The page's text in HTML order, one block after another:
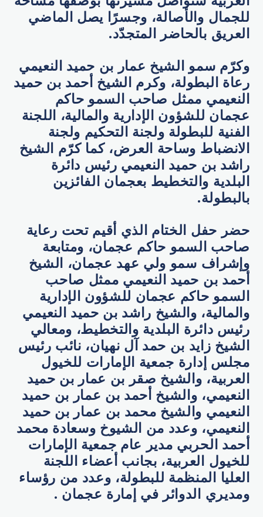
للجمال والأصالة، وجسرًا يصل الماضي
العريق بالحاضر المتجدّد.
وكرّم سمو الشيخ عمار بن حميد النعيمي
رعاة البطولة، وكرم الشيخ أحمد بن حميد
النعيمي ممثل صاحب السمو حاكم
عجمان للشؤون الإدارية والمالية، اللجنة
الفنية للبطولة ولجنة التحكيم ولجنة
الانضباط وساحة العرض، كما كرّم الشيخ
راشد بن حميد النعيمي رئيس دائرة
البلدية والتخطيط بعجمان الفائزين
بالبطولة.
حضر حفل الختام الذي أقيم تحت رعاية
صاحب السمو حاكم عجمان، ومتابعة
وإشراف سمو ولي عهد عجمان، الشيخ
أحمد بن حميد النعيمي ممثل صاحب
السمو حاكم عجمان للشؤون الإدارية
والمالية، والشيخ راشد بن حميد النعيمي
رئيس دائرة البلدية والتخطيط، ومعالي
الشيخ زايد بن حمد آل نهيان، نائب رئيس
مجلس إدارة جمعية الإمارات للخيول
العربية، والشيخ صقر بن عمار بن حميد
النعيمي، والشيخ أحمد بن عمار بن حميد
النعيمي والشيخ محمد بن عمار بن حميد
النعيمي، وعدد من الشيوخ وسعادة محمد
أحمد الحربي مدير عام جمعية الإمارات
للخيول العربية، بجانب أعضاء اللجنة
العليا المنظمة للبطولة، وعدد من رؤساء
ومديري الدوائر في إمارة عجمان .